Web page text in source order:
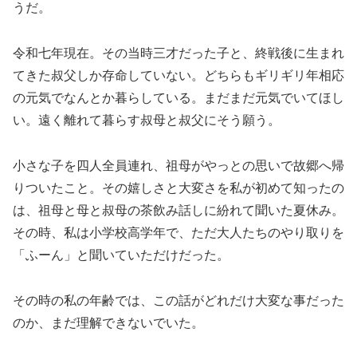
うだ。
令和七年現在。その当時三才だった子と、終戦後に生まれ
てきた叔父しか存命していない。どちらもギリギリ年相応
の元気でなんとか暮らしている。まだまだ元気でいてほし
い。遠く離れて暮らす叔母と叔父にそう願う。
小さな子を四人全員連れ、祖母がやっとの思いで故郷へ帰
りついたこと。その嬉しさと大変さを私が初めて知ったの
は、祖母と母と叔母の茶飲み話しに紛れて聞いた夏休み。
その時、私は小学校高学年で、ただ大人たちのやり取りを
「ふーん」と聞いていただけだった。
その時の私の年齢では、この話がどれだけ大変な事だった
のか、まだ理解できないでいた。